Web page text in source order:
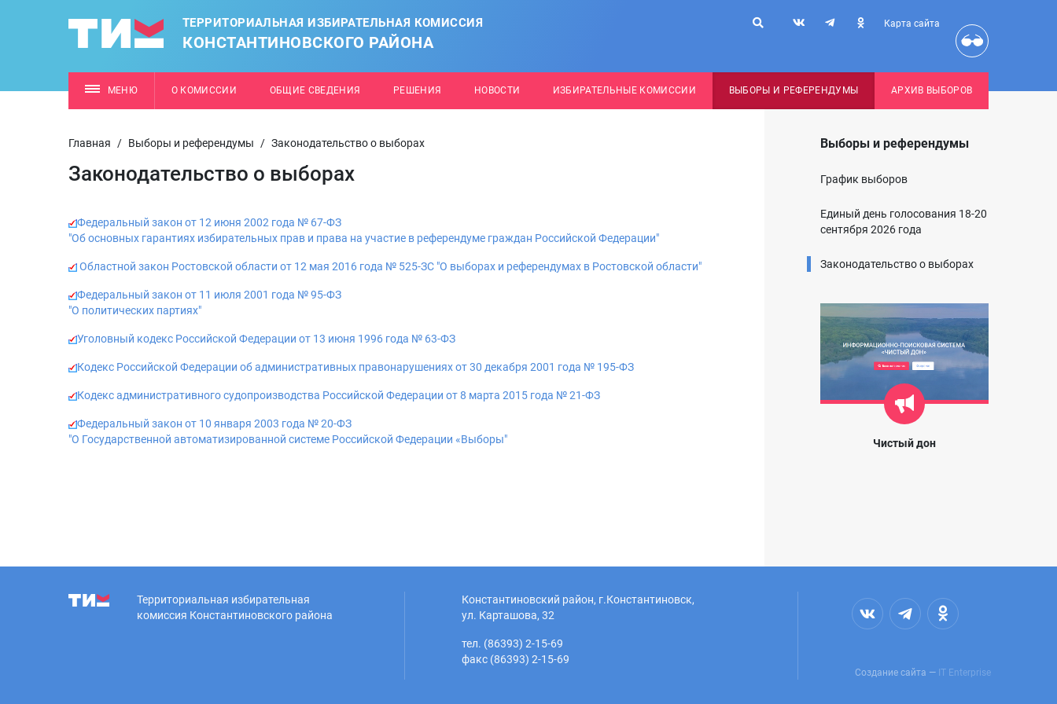
ТЕРРИТОРИАЛЬНАЯ ИЗБИРАТЕЛЬНАЯ КОМИССИЯ
КОНСТАНТИНОВСКОГО РАЙОНА
Карта сайта
МЕНЮ О КОМИССИИ ОБЩИЕ СВЕДЕНИЯ РЕШЕНИЯ НОВОСТИ ИЗБИРАТЕЛЬНЫЕ КОМИССИИ ВЫБОРЫ И РЕФЕРЕНДУМЫ АРХИВ ВЫБОРОВ
Главная / Выборы и референдумы / Законодательство о выборах
Законодательство о выборах
Федеральный закон от 12 июня 2002 года № 67-ФЗ
"Об основных гарантиях избирательных прав и права на участие в референдуме граждан Российской Федерации"
Областной закон Ростовской области от 12 мая 2016 года № 525-ЗС "О выборах и референдумах в Ростовской области"
Федеральный закон от 11 июля 2001 года № 95-ФЗ
"О политических партиях"
Уголовный кодекс Российской Федерации от 13 июня 1996 года № 63-ФЗ
Кодекс Российской Федерации об административных правонарушениях от 30 декабря 2001 года № 195-ФЗ
Кодекс административного судопроизводства Российской Федерации от 8 марта 2015 года № 21-ФЗ
Федеральный закон от 10 января 2003 года № 20-ФЗ
"О Государственной автоматизированной системе Российской Федерации «Выборы"
Выборы и референдумы
График выборов
Единый день голосования 18-20
сентября 2026 года
Законодательство о выборах
Чистый дон
Территориальная избирательная
комиссия Константиновского района
Константиновский район, г.Константиновск,
ул. Карташова, 32
тел. (86393) 2-15-69
факс (86393) 2-15-69
Создание сайта — IT Enterprise